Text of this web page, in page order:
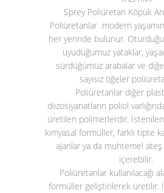
Sprey Poliüretan Köpük
Poliüretanlar modern
her yerinde bulunur.
uyuduğumuz yataklar,
sürdüğümüz arabalar ve
sayısız öğeler
Poliüretanlar diğer
diizosiyanatların poliol
üretilen polimerlerdir.
kimyasal formüller, farklı tipte
ajanlar ya da muhtemel
içerebilir.
Poliüretanlar kullanılacağı
formüller geliştirilerek üretilir.